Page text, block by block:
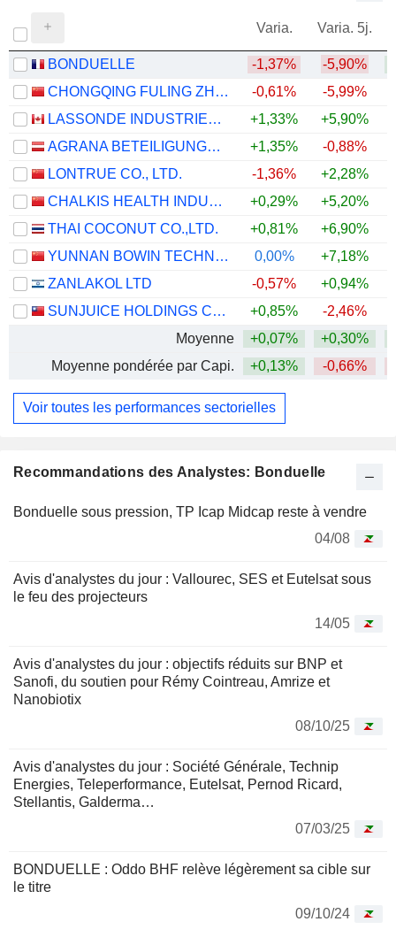
Recommandations des Analystes: Bonduelle
Bonduelle sous pression, TP Icap Midcap reste à vendre
04/08
Avis d'analystes du jour : Vallourec, SES et Eutelsat sous
le feu des projecteurs
14/05
Avis d'analystes du jour : objectifs réduits sur BNP et
Sanofi, du soutien pour Rémy Cointreau, Amrize et
Nanobiotix
08/10/25
Avis d'analystes du jour : Société Générale, Technip
Energies, Teleperformance, Eutelsat, Pernod Ricard,
Stellantis, Galderma…
07/03/25
BONDUELLE : Oddo BHF relève légèrement sa cible sur
le titre
09/10/24
Varia. Varia. 5j.
BONDUELLE -1,37% -5,90%
CHONGQING FULING ZHACAI GROUP CO., LTD.
-0,61% -5,99%
LASSONDE INDUSTRIES INC.
+1,33% +5,90%
AGRANA BETEILIGUNGS-AG
+1,35% -0,88%
LONTRUE CO., LTD.
-1,36% +2,28%
CHALKIS HEALTH INDUSTRY CO., LTD
+0,29% +5,20%
THAI COCONUT CO.,LTD.
+0,81% +6,90%
YUNNAN BOWIN TECHNOLOGY INDUSTRY CO.,LTD
0,00% +7,18%
ZANLAKOL LTD
-0,57% +0,94%
SUNJUICE HOLDINGS CO., LIMITED
+0,85% -2,46%
Moyenne
+0,07% +0,30%
Moyenne pondérée par Capi.
+0,13% -0,66%
Voir toutes les performances sectorielles